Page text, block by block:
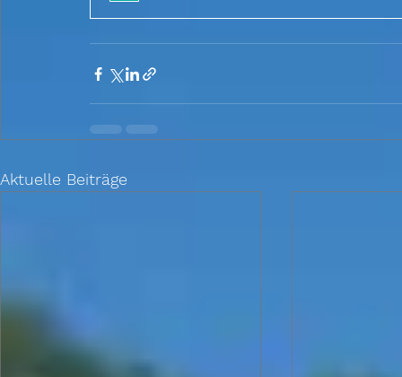
Aktuelle Beiträge